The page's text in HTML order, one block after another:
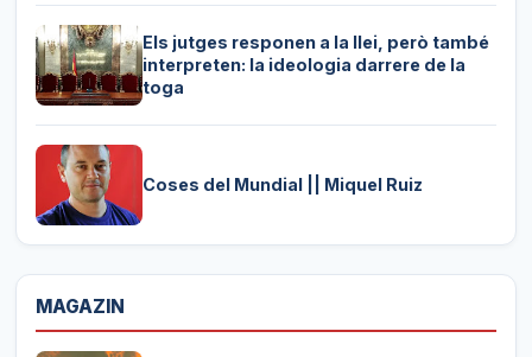
Els jutges responen a la llei, però també
interpreten: la ideologia darrere de la
toga
Coses del Mundial || Miquel Ruiz
MAGAZIN